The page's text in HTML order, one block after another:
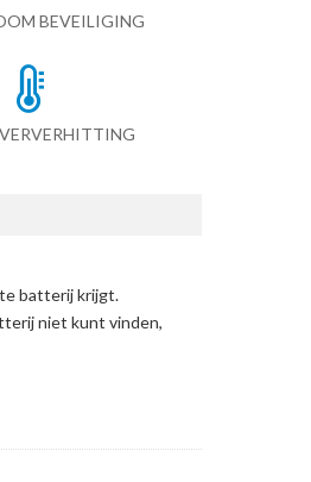
BEVEILIGING
batterij krijgt.
niet kunt vinden,